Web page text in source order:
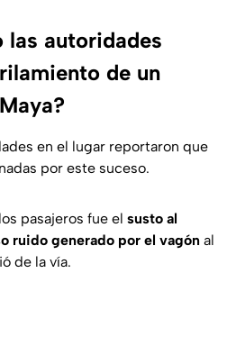
las autoridades
de un
en el lugar reportaron que
por este suceso.
pasajeros fue el susto al
ruido generado por el vagón al
de la vía.